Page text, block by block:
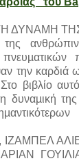
ΔΥΝΑΜΗ ΤΗΣ
την καρδιά
βιβλίο
δυναµική
ΙΖΑΜΠΕΛ